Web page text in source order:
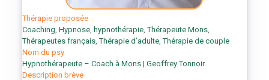
Nom du psy
Hypnothérapeute – Coach à Mons | Geoffrey Tonnoir
Thérapie proposée
Coaching, Hypnose, hypnothérapie,Thérapeute Mons,
Thérapeutes français,Thérapie d’adulte,Thérapie de couple
Description brève